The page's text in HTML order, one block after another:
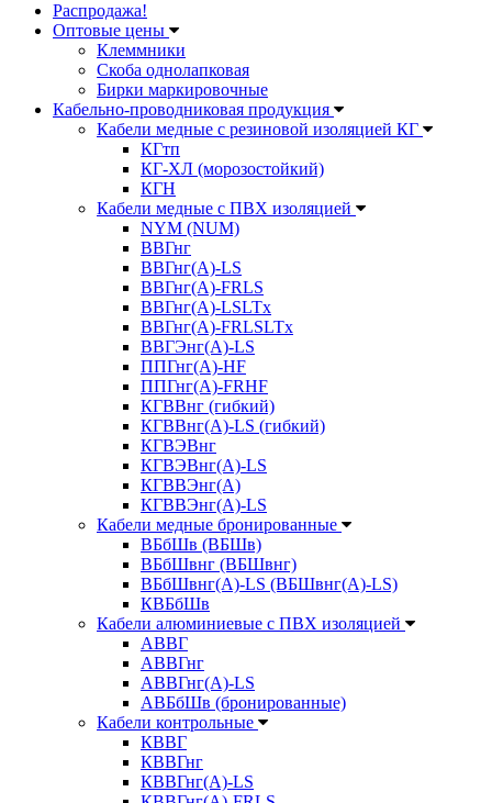
Распродажа!
Оптовые цены
Клеммники
Скоба однолапковая
Бирки маркировочные
Кабельно-проводниковая продукция
Кабели медные с резиновой изоляцией КГ
КГтп
КГ-ХЛ (морозостойкий)
КГН
Кабели медные с ПВХ изоляцией
NYM (NUM)
ВВГнг
ВВГнг(А)-LS
ВВГнг(А)-FRLS
ВВГнг(A)-LSLTx
ВВГнг(A)-FRLSLTx
ВВГЭнг(А)-LS
ППГнг(А)-HF
ППГнг(А)-FRHF
КГВВнг (гибкий)
КГВВнг(А)-LS (гибкий)
КГВЭВнг
КГВЭВнг(А)-LS
КГВВЭнг(А)
КГВВЭнг(А)-LS
Кабели медные бронированные
ВБбШв (ВБШв)
ВБбШвнг (ВБШвнг)
ВБбШвнг(А)-LS (ВБШвнг(А)-LS)
КВБбШв
Кабели алюминиевые с ПВХ изоляцией
АВВГ
АВВГнг
АВВГнг(А)-LS
АВБбШв (бронированные)
Кабели контрольные
КВВГ
КВВГнг
КВВГнг(А)-LS